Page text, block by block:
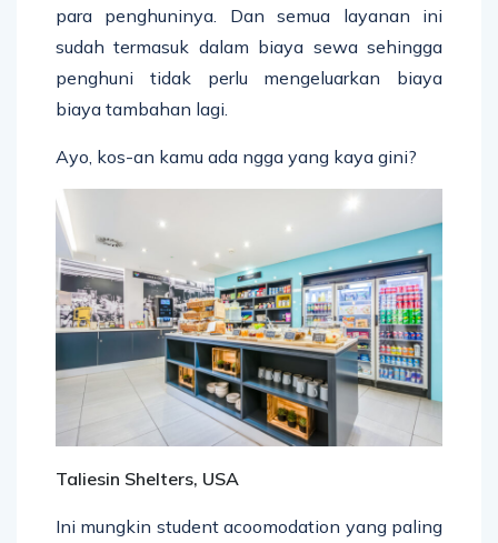
para penghuninya. Dan semua layanan ini
sudah termasuk dalam biaya sewa sehingga
penghuni tidak perlu mengeluarkan biaya
biaya tambahan lagi.
Ayo, kos-an kamu ada ngga yang kaya gini?
Taliesin Shelters, USA
Ini mungkin student acoomodation yang paling